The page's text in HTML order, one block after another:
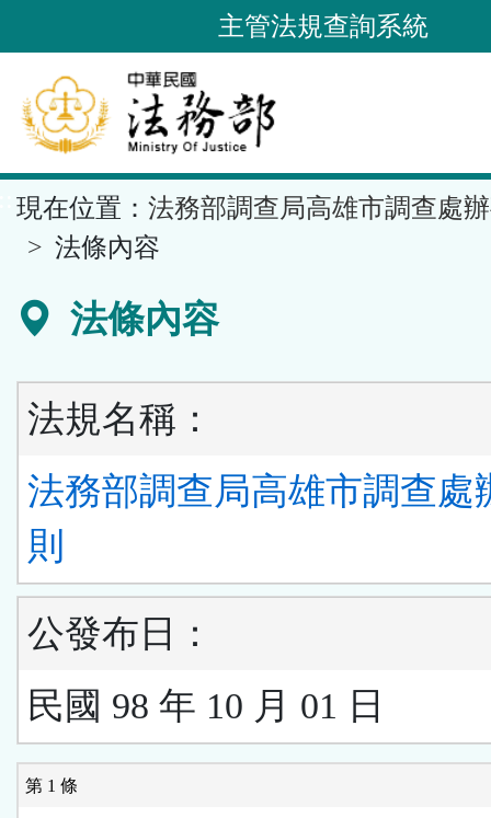
到
要
內
容
區
塊
主管法規查詢系統
現在位置： 法務部調查局高雄市調查處
法條內容
法條內容
法規名稱：
法務部調查局高雄市調查處
則
公發布日：
民國 98 年 10 月 01 日
第 1 條